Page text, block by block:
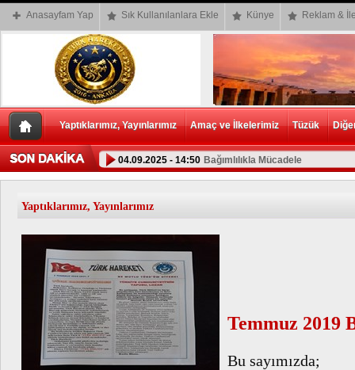
Anasayfam Yap Sık Kullanılanlara Ekle Künye Reklam &
Yaptıklarımız, Yayınlarımız Amaç ve İlkelerimiz Tüzük
04.09.2025 - 14:50 Bağımlılıkla Mücadele
Yaptıklarımız, Yayınlarımız
Temmuz 2019
Bu sayımızda;